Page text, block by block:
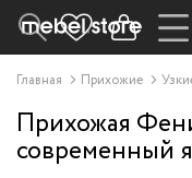
Главная Прихожие
Прихожая
современный